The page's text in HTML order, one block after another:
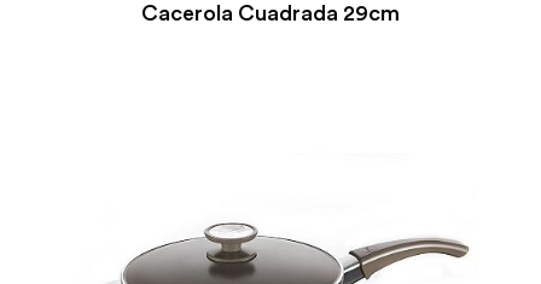
Cacerola Cuadrada 29cm